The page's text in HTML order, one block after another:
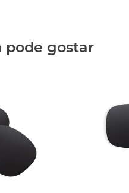
pode gostar